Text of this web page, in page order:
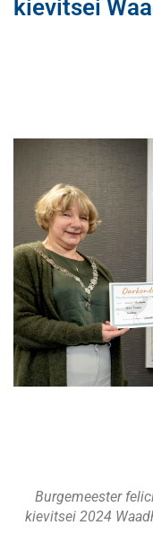
kievitsei
Burgemeester
kievitsei 2024